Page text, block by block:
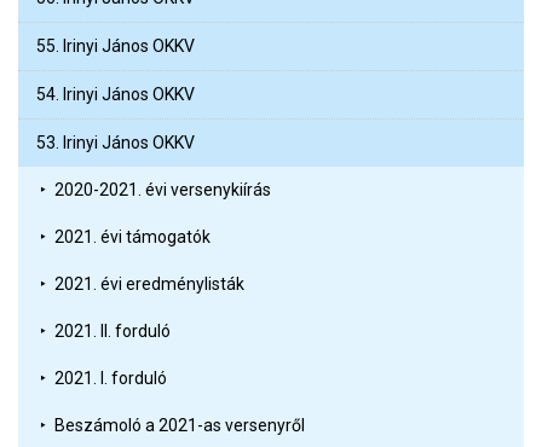
55. Irinyi János OKKV
54. Irinyi János OKKV
53. Irinyi János OKKV
2020-2021. évi versenykiírás
2021. évi támogatók
2021. évi eredménylisták
2021. II. forduló
2021. I. forduló
Beszámoló a 2021-as versenyről